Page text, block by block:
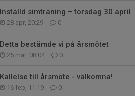
Inställd simträning – torsdag 30 april
28 apr, 20:29 0
Detta bestämde vi på årsmötet
25 mar, 08:04 0
Kallelse till årsmöte - välkomna!
16 feb, 11:19 0